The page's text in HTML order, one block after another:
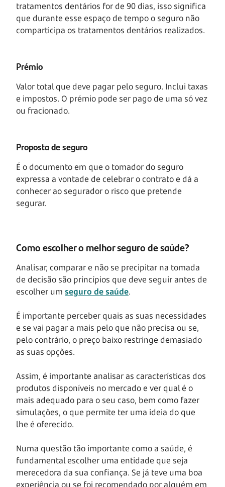
tratamentos dentários for de 90 dias, isso significa
que durante esse espaço de tempo o seguro não
comparticipa os tratamentos dentários realizados.
Prémio
Valor total que deve pagar pelo seguro. Inclui taxas
e impostos. O prémio pode ser pago de uma só vez
ou fracionado.
Proposta de seguro
É o documento em que o tomador do seguro
expressa a vontade de celebrar o contrato e dá a
conhecer ao segurador o risco que pretende
segurar.
Como escolher o melhor seguro de saúde?
Analisar, comparar e não se precipitar na tomada
de decisão são princípios que deve seguir antes de
escolher um seguro de saúde.
É importante perceber quais as suas necessidades
e se vai pagar a mais pelo que não precisa ou se,
pelo contrário, o preço baixo restringe demasiado
as suas opções.
Assim, é importante analisar as características dos
produtos disponíveis no mercado e ver qual é o
mais adequado para o seu caso, bem como fazer
simulações, o que permite ter uma ideia do que
lhe é oferecido.
Numa questão tão importante como a saúde, é
fundamental escolher uma entidade que seja
merecedora da sua confiança. Se já teve uma boa
experiência ou se foi recomendado por alguém em